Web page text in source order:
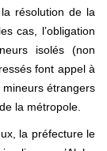
résolution de la
cas, l’obligation
isolés (non
font appel à
mineurs étrangers
la métropole.
la préfecture le